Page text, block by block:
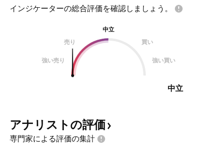
インジケーターの総合評価を確認しましょう。
中立
売り
買い
強い売り 強い買い
中立
アナリストの評価
専門家による評価の集計